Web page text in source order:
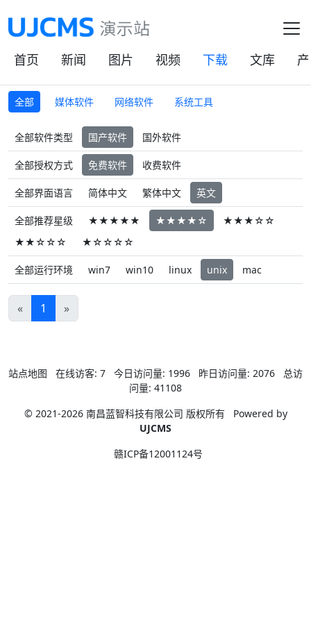
首页 新闻 图片 视频 下载 文库
全部 媒体软件 网络软件 系统工具
全部软件类型 国产软件 国外软件
全部授权方式 免费软件 收费软件
全部界面语言 简体中文 繁体中文 英文
全部推荐星级 ★★★★★ ★★★★☆
★★★☆☆
★★☆☆☆
★☆☆☆☆
全部运行环境 win7 win10 linux unix mac
« 1 »
站点地图 在线访客: 7 今日访问量: 1996 昨日访问量: 2076
总访
问量: 41108
© 2021-2026 南昌蓝智科技有限公司 版权所有
Powered by
UJCMS
赣ICP备12001124号